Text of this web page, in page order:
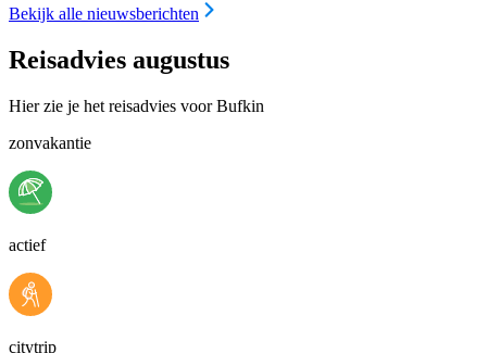
Bekijk alle nieuwsberichten
Reisadvies augustus
Hier zie je het reisadvies voor Bufkin
zonvakantie
actief
citytrip